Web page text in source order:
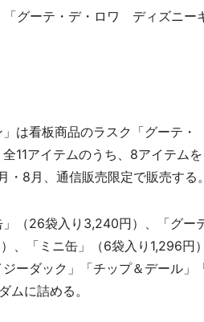
グーテ・デ・ロワ ディズニー
は看板商品のラスク「グーテ・
11アイテムのうち、8アイテムを
8月、通信販売限定で販売する。
（26袋入り3,240円）、「グー
、「ミニ缶」（6袋入り1,296円
ーダック」「チップ＆デール」
ムに詰める。